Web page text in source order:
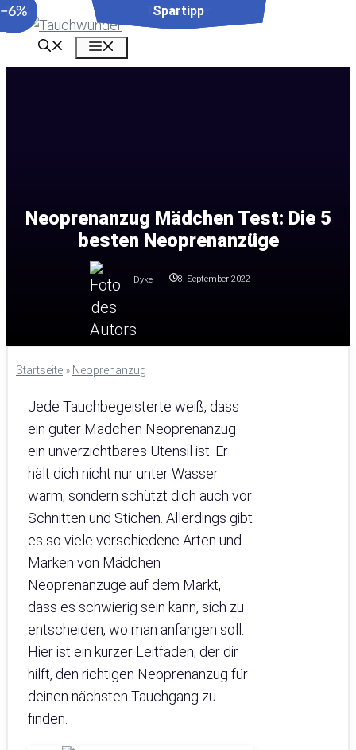
Zum
Inhalt
Neoprenanzug Mädchen Test: Die 5
besten Neoprenanzüge
Dyke 8. September 2022
Startseite » Neoprenanzug
Jede Tauchbegeisterte weiß, dass
ein guter Mädchen Neoprenanzug
ein unverzichtbares Utensil ist. Er
hält dich nicht nur unter Wasser
warm, sondern schützt dich auch vor
Schnitten und Stichen. Allerdings gibt
es so viele verschiedene Arten und
Marken von Mädchen
Neoprenanzüge auf dem Markt,
dass es schwierig sein kann, sich zu
entscheiden, wo man anfangen soll.
Hier ist ein kurzer Leitfaden, der dir
hilft, den richtigen Neoprenanzug für
deinen nächsten Tauchgang zu
finden.
−6%